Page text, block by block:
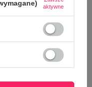
aktywne